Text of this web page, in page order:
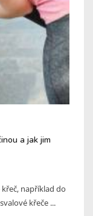
a jak jim
například do
křeče ...